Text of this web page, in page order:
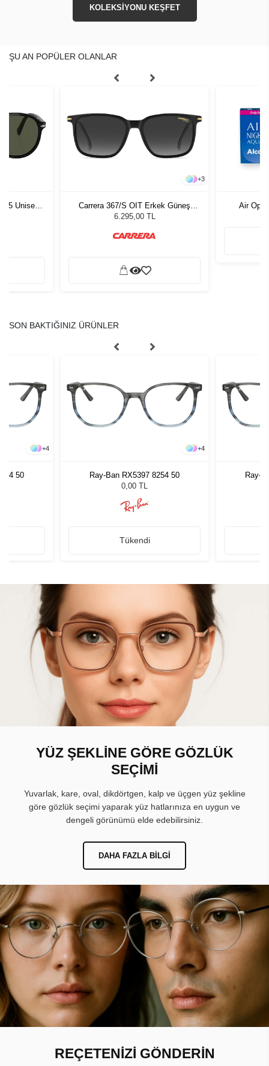
KOLEKSİYONU KEŞFET
ŞU AN POPÜLER OLANLAR
55 Unisex
+3
Carrera 367/S OIT Erkek Güneş
Gözlüğü
6.295,00 TL
Air
SON BAKTIĞINIZ ÜRÜNLER
+4
50
+4
Ray-Ban RX5397 8254 50
0,00 TL
Tükendi
Ray-
YÜZ ŞEKLİNE GÖRE GÖZLÜK
SEÇİMİ
Yuvarlak, kare, oval, dikdörtgen, kalp ve üçgen yüz şekline
göre gözlük seçimi yaparak yüz hatlarınıza en uygun ve
dengeli görünümü elde edebilirsiniz.
DAHA FAZLA BILGI
REÇETENİZİ GÖNDERİN